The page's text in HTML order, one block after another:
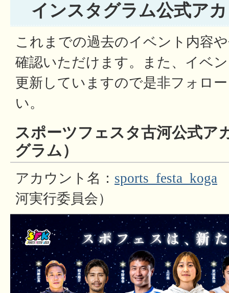
インスタグラム公式ア
これまでの過去のイベント内容
確認いただけます。また、イベ
更新していますので是非フォロ
い。
スポーツフェスタ古河公式ア
グラム）
アカウント名： sports_festa_koga
河実行委員会）